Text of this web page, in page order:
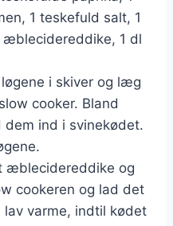
1 teskefuld salt, 1
1 dl
i skiver og læg
cooker. Bland
dem ind i svinekødet.
æblecidereddike og
cookeren og lad det
lav varme, indtil kødet